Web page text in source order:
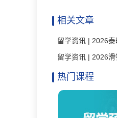
相关文章
留学资讯 | 2026
热门课程